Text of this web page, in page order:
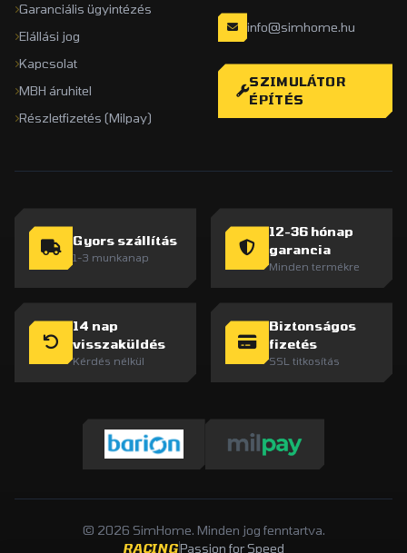
Garanciális ügyintézés
Elállási jog
Kapcsolat
MBH áruhitel
Részletfizetés (Milpay)
info@simhome.hu
SZIMULÁTOR
ÉPÍTÉS
Gyors szállítás
1-3 munkanap
12-36 hónap
garancia
Minden termékre
14 nap
visszaküldés
Kérdés nélkül
Biztonságos
fizetés
SSL titkosítás
© 2026 SimHome. Minden jog fenntartva.
RACINGPassion for Speed